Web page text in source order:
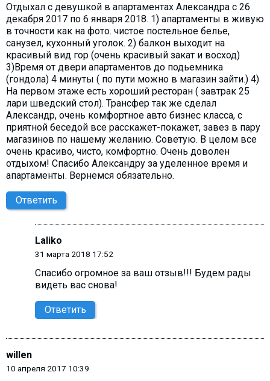
Отдыхал с девушкой в апартаментах Александра с 26
декабря 2017 по 6 января 2018. 1) апартаменты в живую
в точности как на фото. чистое постельное белье,
санузел, кухонный уголок. 2) балкон выходит на
красивый вид гор (очень красивый закат и восход)
3)Время от двери апартаментов до подьемника
(гондола) 4 минуты ( по пути можно в магазин зайти.) 4)
На первом этаже есть хороший ресторан ( завтрак 25
лари шведский стол). Трансфер так же сделал
Александр, очень комфортное авто бизнес класса, с
приятной беседой все расскажет-покажет, завез в пару
магазинов по нашему желанию. Советую. В целом все
очень красиво, чисто, комфортно. Очень доволен
отдыхом! Спасибо Александру за уделенное время и
апартаменты. Вернемся обязательно.
Ответить
Laliko
31 марта 2018 17:52
Спасибо огромное за ваш отзыв!!! Будем рады
видеть вас снова!
Ответить
willen
10 апреля 2017 10:39